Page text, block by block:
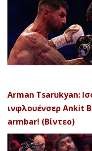
Arman Tsarukyan:
ινφλουένσερ Ankit
armbar! (Βίντεο)